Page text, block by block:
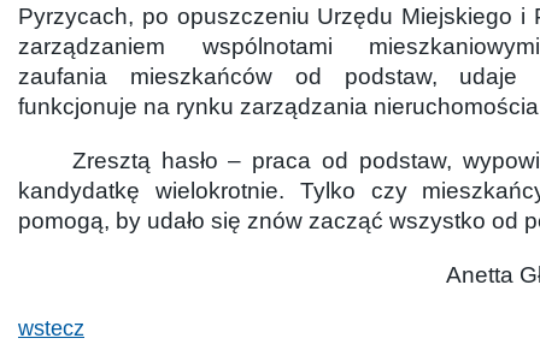
Pyrzycach, po opuszczeniu Urzędu Miejskiego i
zarządzaniem wspólnotami
zaufania mieszkańców od podstaw,
funkcjonuje na rynku zarządzania
Zresztą hasło – praca od podstaw,
kandydatkę wielokrotnie. Tylko czy
pomogą, by udało się znów zacząć wszystko od
Anetta
wstecz